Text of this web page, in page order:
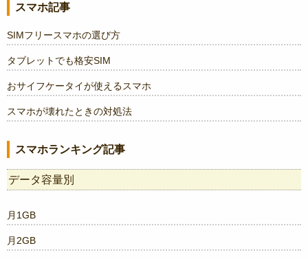
スマホ記事
SIMフリースマホの選び方
タブレットでも格安SIM
おサイフケータイが使えるスマホ
スマホが壊れたときの対処法
スマホランキング記事
データ容量別
月1GB
月2GB